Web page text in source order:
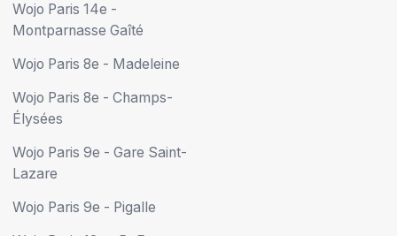
Wojo Paris 14e -
Montparnasse Gaîté
Wojo Paris 8e - Madeleine
Wojo Paris 8e - Champs-
Élysées
Wojo Paris 9e - Gare Saint-
Lazare
Wojo Paris 9e - Pigalle